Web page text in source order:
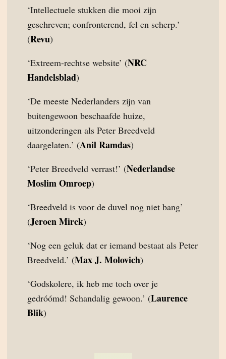
‘Intellectuele stukken die mooi zijn
geschreven; confronterend, fel en scherp.’
(Revu)
‘Extreem-rechtse website’ (NRC
Handelsblad)
‘De meeste Nederlanders zijn van
buitengewoon beschaafde huize,
uitzonderingen als Peter Breedveld
daargelaten.’ (Anil Ramdas)
‘Peter Breedveld verrast!’ (Nederlandse
Moslim Omroep)
‘Breedveld is voor de duvel nog niet bang’
(Jeroen Mirck)
‘Nog een geluk dat er iemand bestaat als Peter
Breedveld.’ (Max J. Molovich)
‘Godskolere, ik heb me toch over je
gedróómd! Schandalig gewoon.’ (Laurence
Blik)